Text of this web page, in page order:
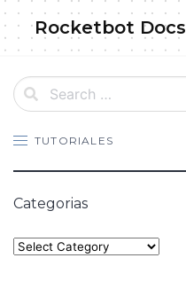
Skip
to
content
Rocketbot Docs
TUTORIALES
Categorias
Categories